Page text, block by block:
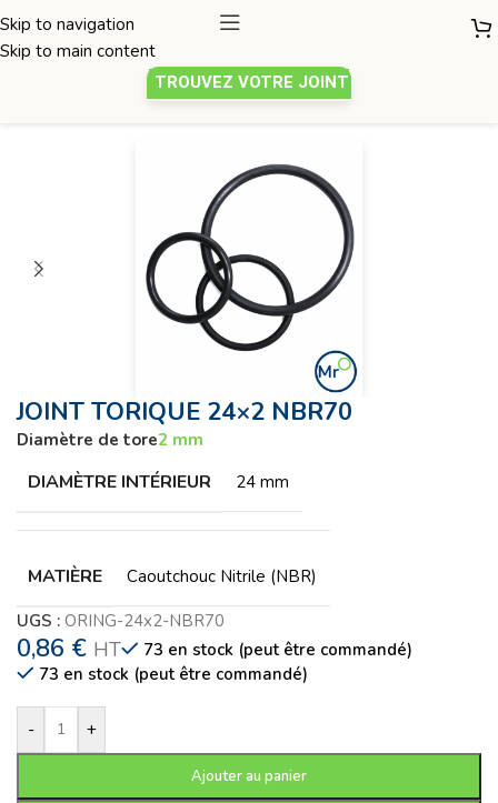
Skip to navigation
Skip to main content
TROUVEZ VOTRE JOINT
JOINT TORIQUE 24×2 NBR70
Diamètre de tore2 mm
DIAMÈTRE INTÉRIEUR 24 mm
MATIÈRE
Caoutchouc Nitrile (NBR)
UGS : ORING-24x2-NBR70
0,86 € HT
73 en stock (peut être commandé)
73 en stock (peut être commandé)
- +
Ajouter au panier